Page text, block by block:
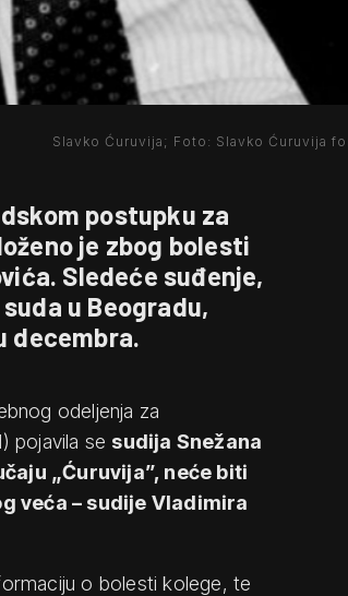
Slavko Ćuruvija; Foto: Slavko Ćuruvija
postupku za
je zbog bolesti
Sledeće suđenje,
u Beogradu,
decembra.
odeljenja za
pojavila se sudija Snežana
„Ćuruvija”, neće biti
veća – sudije Vladimira
o bolesti kolege, te